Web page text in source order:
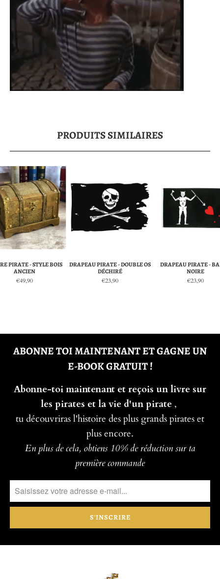
PRODUITS SIMILAIRES
PIRATE - STYLE BOIS
ANCIEN
€49,90
DRAPEAU PIRATE - DOUBLE OS
DÉCHIRÉ
€23,90
DRAPEAU PIRATE -
NOIRE
€23,90
ABONNE TOI MAINTENANT ET GAGNE UN
E-BOOK GRATUIT !
Abonne-toi maintenant et reçois un livre sur
les pirates et la vie d'un pirate ,
tu découvriras l'histoire des plus grands pirates et
plus encore.
En plus de cela, obtiens 10% de réduction sur ta
première commande